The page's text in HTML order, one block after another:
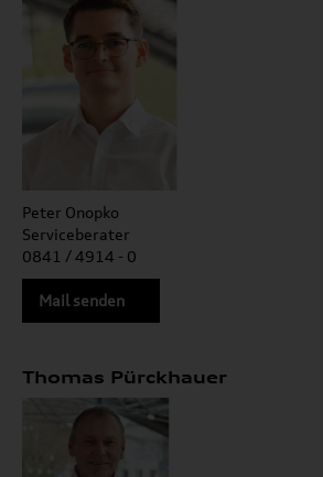
Peter Onopko
Serviceberater
0841 / 4914 - 0
Mail senden
Thomas Pürckhauer